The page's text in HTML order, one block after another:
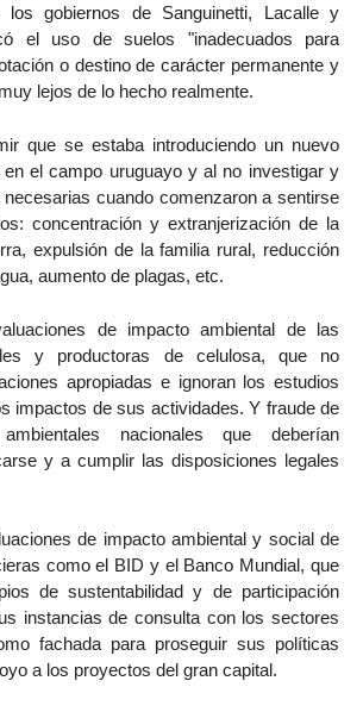
los gobiernos de Sanguinetti, Lacalle y
el uso de suelos "inadecuados para
o destino de carácter permanente y
lejos de lo hecho realmente.
que se estaba introduciendo un nuevo
en el campo uruguayo y al no investigar y
cuando comenzaron a sentirse
concentración y extranjerización de la
expulsión de la familia rural, reducción
aumento de plagas, etc.
de impacto ambiental de las
y productoras de celulosa, que no
apropiadas e ignoran los estudios
impactos de sus actividades. Y fraude de
nacionales que deberían
y a cumplir las disposiciones legales
de impacto ambiental y social de
como el BID y el Banco Mundial, que
de sustentabilidad y de participación
instancias de consulta con los sectores
fachada para proseguir sus políticas
a los proyectos del gran capital.